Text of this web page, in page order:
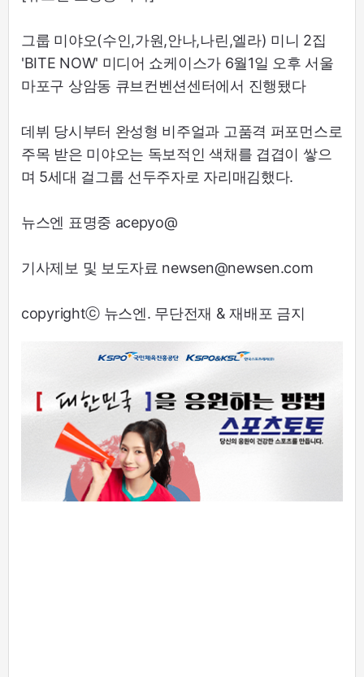
그룹 미야오(수인,가원,안나,나린,엘라) 미니 2집
'BITE NOW' 미디어 쇼케이스가 6월1일 오후 서울
마포구 상암동 큐브컨벤션센터에서 진행됐다
데뷔 당시부터 완성형 비주얼과 고품격 퍼포먼스로
주목 받은 미야오는 독보적인 색채를 겹겹이 쌓으
며 5세대 걸그룹 선두주자로 자리매김했다.
뉴스엔 표명중 acepyo@
기사제보 및 보도자료 newsen@newsen.com
copyrightⓒ 뉴스엔. 무단전재 & 재배포 금지